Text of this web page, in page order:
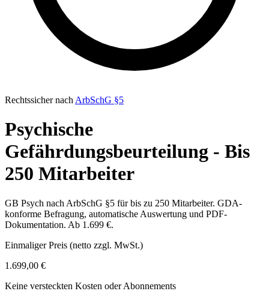
Rechtssicher nach ArbSchG §5
Psychische
Gefährdungsbeurteilung - Bis
250 Mitarbeiter
GB Psych nach ArbSchG §5 für bis zu 250 Mitarbeiter. GDA-
konforme Befragung, automatische Auswertung und PDF-
Dokumentation. Ab 1.699 €.
Einmaliger Preis (netto zzgl. MwSt.)
1.699,00 €
Keine versteckten Kosten oder Abonnements